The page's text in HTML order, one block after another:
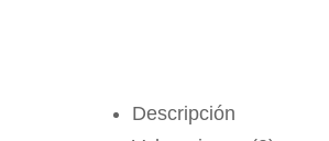
Descripción